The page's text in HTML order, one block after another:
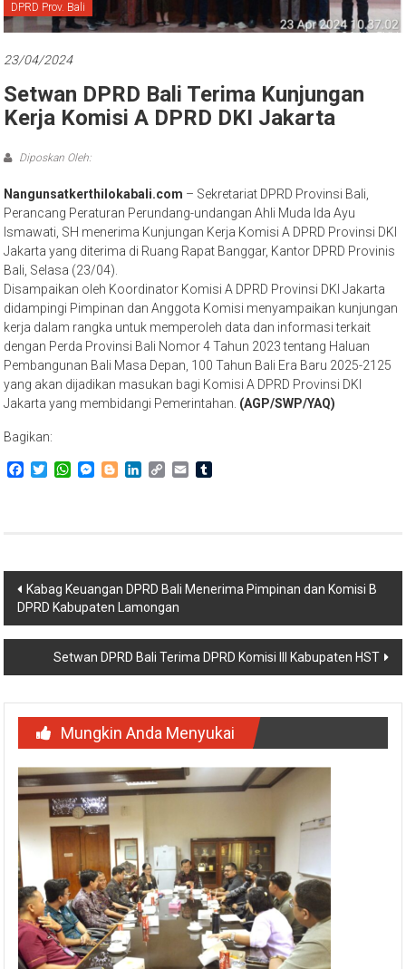
Bali
DPRD Prov. Bali
23/04/2024
Setwan DPRD Bali Terima Kunjungan
Kerja Komisi A DPRD DKI Jakarta
Diposkan Oleh:
Nangunsatkerthilokabali.com – Sekretariat DPRD Provinsi Bali,
Perancang Peraturan Perundang-undangan Ahli Muda Ida Ayu
Ismawati, SH menerima Kunjungan Kerja Komisi A DPRD Provinsi DKI
Jakarta yang diterima di Ruang Rapat Banggar, Kantor DPRD Provinis
Bali, Selasa (23/04).
Disampaikan oleh Koordinator Komisi A DPRD Provinsi DKI Jakarta
didampingi Pimpinan dan Anggota Komisi menyampaikan kunjungan
kerja dalam rangka untuk memperoleh data dan informasi terkait
dengan Perda Provinsi Bali Nomor 4 Tahun 2023 tentang Haluan
Pembangunan Bali Masa Depan, 100 Tahun Bali Era Baru 2025-2125
yang akan dijadikan masukan bagi Komisi A DPRD Provinsi DKI
Jakarta yang membidangi Pemerintahan. (AGP/SWP/YAQ)
Bagikan:
Facebook
TwitterWhatsApp
Messenger
BloggerLinkedIn
CopyEmail
Navigasi
pos
Kabag Keuangan DPRD Bali Menerima Pimpinan dan Komisi B
DPRD Kabupaten Lamongan
Setwan DPRD Bali Terima DPRD Komisi III Kabupaten HST
Mungkin Anda Menyukai